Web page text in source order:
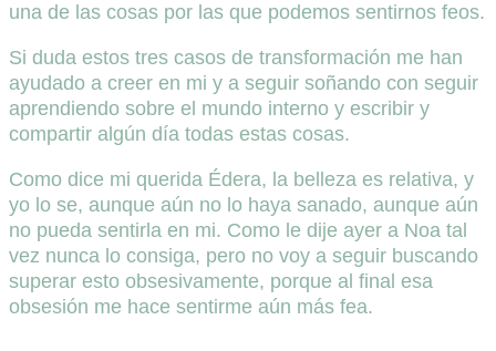
una de las cosas por las que podemos sentirnos feos.
Si duda estos tres casos de transformación me han
ayudado a creer en mi y a seguir soñando con seguir
aprendiendo sobre el mundo interno y escribir y
compartir algún día todas estas cosas.
Como dice mi querida Édera, la belleza es relativa, y
yo lo se, aunque aún no lo haya sanado, aunque aún
no pueda sentirla en mi. Como le dije ayer a Noa tal
vez nunca lo consiga, pero no voy a seguir buscando
superar esto obsesivamente, porque al final esa
obsesión me hace sentirme aún más fea.